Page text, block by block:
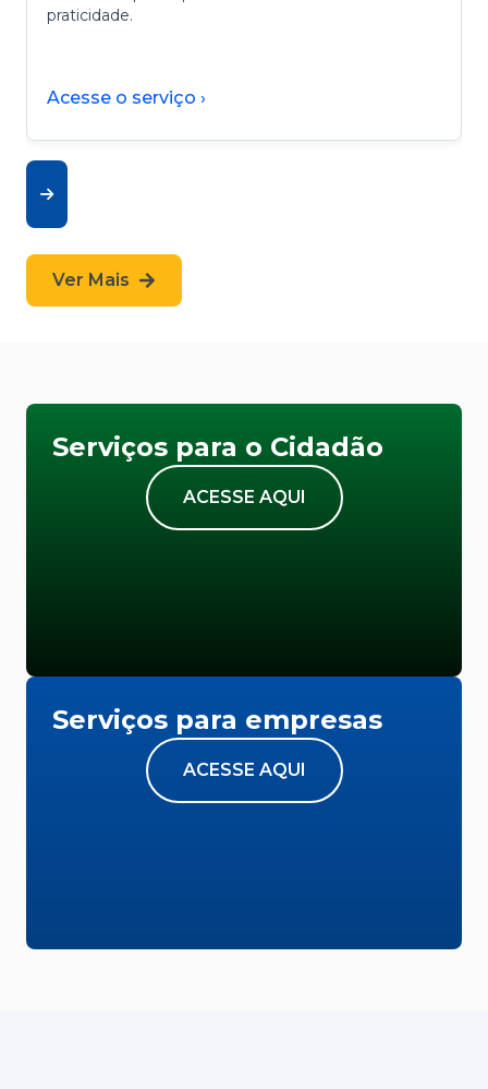
praticidade.
Acesse o serviço ›
Ver Mais
Serviços para o Cidadão
ACESSE AQUI
Serviços para empresas
ACESSE AQUI